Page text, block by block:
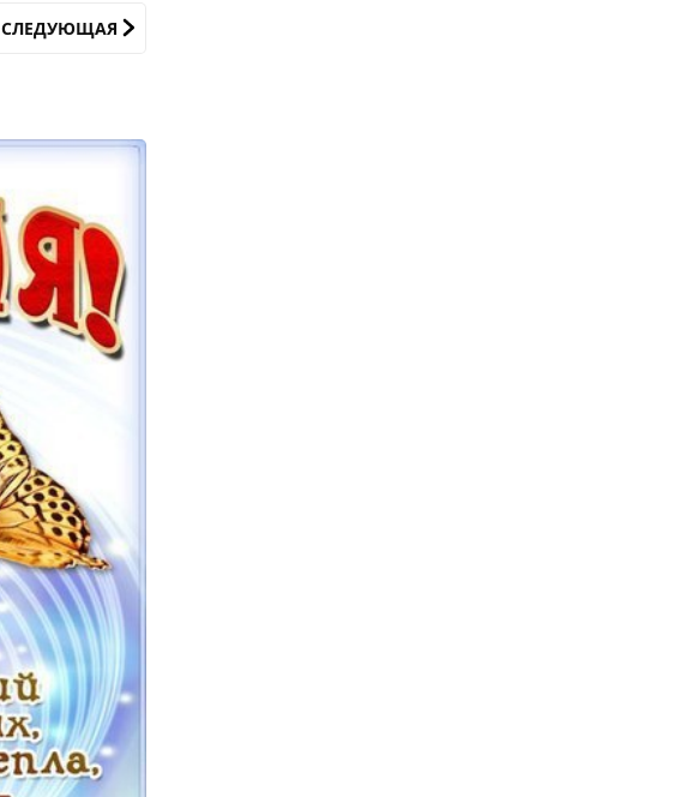
СЛЕДУЮЩАЯ